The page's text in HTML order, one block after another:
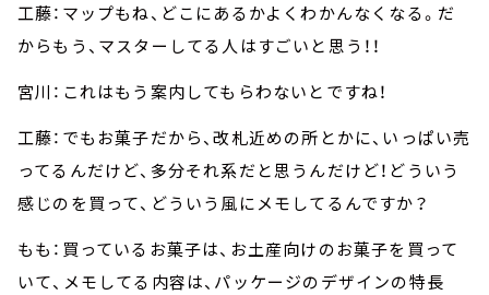
工藤：マップもね、どこにあるかよくわかんなくなる。だ
からもう、マスターしてる人はすごいと思う！！
宮川：これはもう案内してもらわないとですね！
工藤：でもお菓子だから、改札近めの所とかに、いっぱい売
ってるんだけど、多分それ系だと思うんだけど！どういう
感じのを買って、どういう風にメモしてるんですか？
もも：買っているお菓子は、お土産向けのお菓子を買って
いて、メモしてる内容は、パッケージのデザインの特長